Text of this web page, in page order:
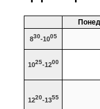
830-1005
1025-1200
1220-1355